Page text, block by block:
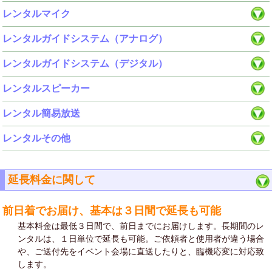
レンタルマイク
レンタルガイドシステム（アナログ）
レンタルガイドシステム（デジタル）
レンタルスピーカー
レンタル簡易放送
レンタルその他
延長料金に関して
前日着でお届け、基本は３日間で延長も可能
基本料金は最低３日間で、前日までにお届けします。長期間のレ
ンタルは、１日単位で延長も可能。ご依頼者と使用者が違う場合
や、ご送付先をイベント会場に直送したりと、臨機応変に対応致
します。